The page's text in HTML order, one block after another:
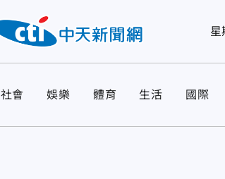
星
社會 娛樂 體育 生活 國際